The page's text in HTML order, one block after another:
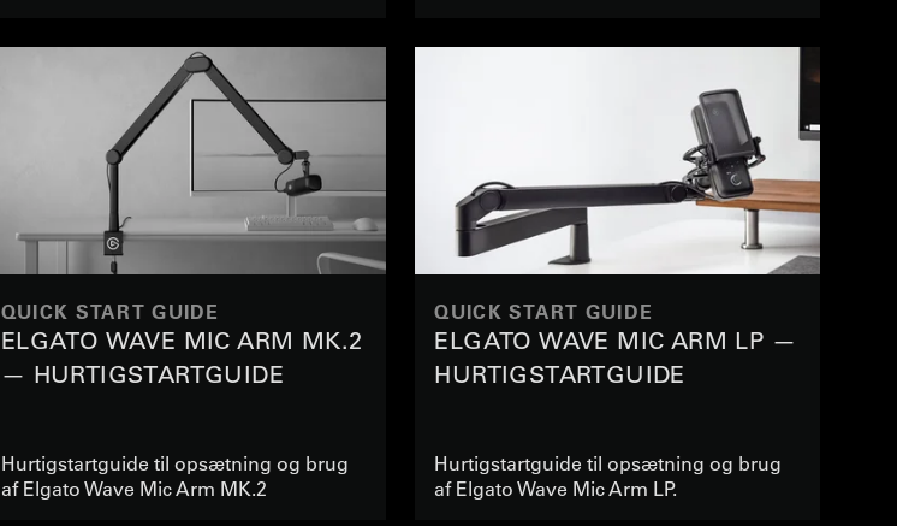
QUICK START GUIDE
ELGATO WAVE MIC ARM MK.2
— HURTIGSTARTGUIDE
Hurtigstartguide til opsætning og brug
af Elgato Wave Mic Arm MK.2
QUICK START GUIDE
ELGATO WAVE MIC ARM LP —
HURTIGSTARTGUIDE
Hurtigstartguide til opsætning og brug
af Elgato Wave Mic Arm LP.